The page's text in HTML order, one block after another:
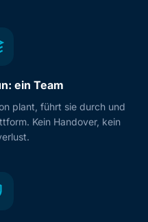
ein Team
plant, führt sie durch und
Kein Handover, kein